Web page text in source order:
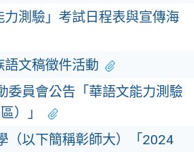
測驗」考試日程表與宣傳海
文稿徵件活動
委員會公告「華語文能力測驗
）」
（以下簡稱彰師大）「2024